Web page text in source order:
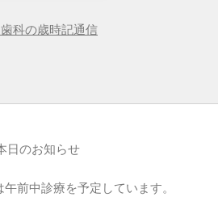
歯科の歳時記通信
日のお知らせ
前中診療を予定しています。